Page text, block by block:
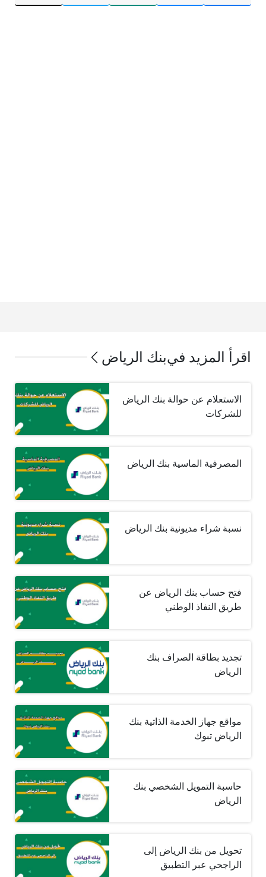
اقرأ المزيد فيبنك الرياض
الاستعلام عن حوالة بنك الرياض
للشركات
المصرفية الماسية بنك الرياض
نسبة شراء مديونية بنك الرياض
فتح حساب بنك الرياض عن
طريق النفاذ الوطني
تجديد بطاقة الصراف بنك
الرياض
مواقع جهاز الخدمة الذاتية بنك
الرياض تبوك
حاسبة التمويل الشخصي بنك
الرياض
تحويل من بنك الرياض إلى
الراجحي عبر التطبيق